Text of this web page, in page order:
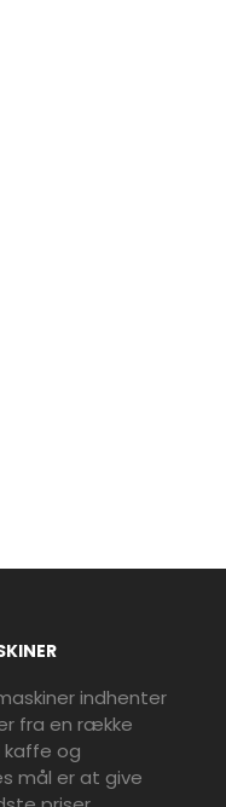
indhenter
fra en række
kaffe og
mål er at give